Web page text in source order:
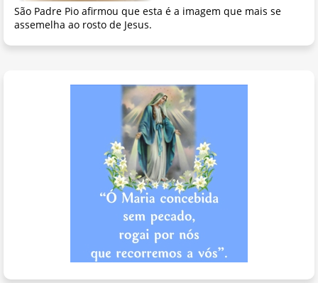
São Padre Pio afirmou que esta é a imagem que mais se
assemelha ao rosto de Jesus.